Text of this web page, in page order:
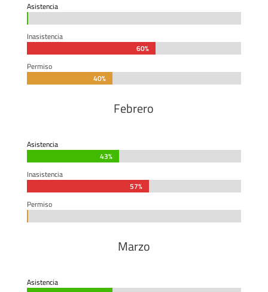
Asistencia
Inasistencia
60%
60%
Permiso
40%
40%
Febrero
Asistencia
43%
43%
Inasistencia
57%
57%
Permiso
Marzo
Asistencia